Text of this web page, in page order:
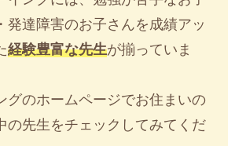
発達障害のお子さんを成績アッ
経験豊富な先生が揃っていま
グのホームページでお住まいの
の先生をチェックしてみてくだ